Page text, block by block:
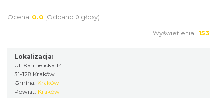
Ocena: 0.0 (Oddano 0 głosy)
Wyświetlenia: 153
Lokalizacja:
Ul. Karmelicka 14
31-128 Kraków
Gmina: Kraków
Powiat: Kraków